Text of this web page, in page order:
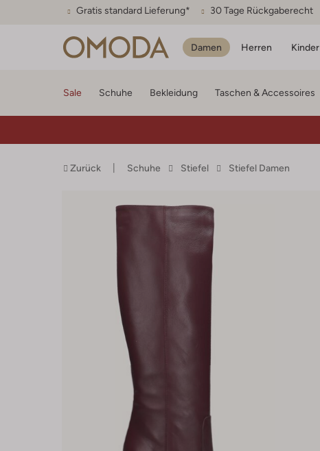
Gratis standard Lieferung* 30 Tage Rückgaberecht
Damen Herren Kinder
Sale Schuhe Bekleidung Taschen & Accessoires
Zurück Schuhe Stiefel Stiefel Damen